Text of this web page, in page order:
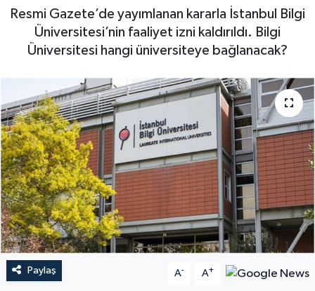
Resmi Gazete’de yayımlanan kararla İstanbul Bilgi
Üniversitesi’nin faaliyet izni kaldırıldı. Bilgi
Üniversitesi hangi üniversiteye bağlanacak?
Paylaş A- A+